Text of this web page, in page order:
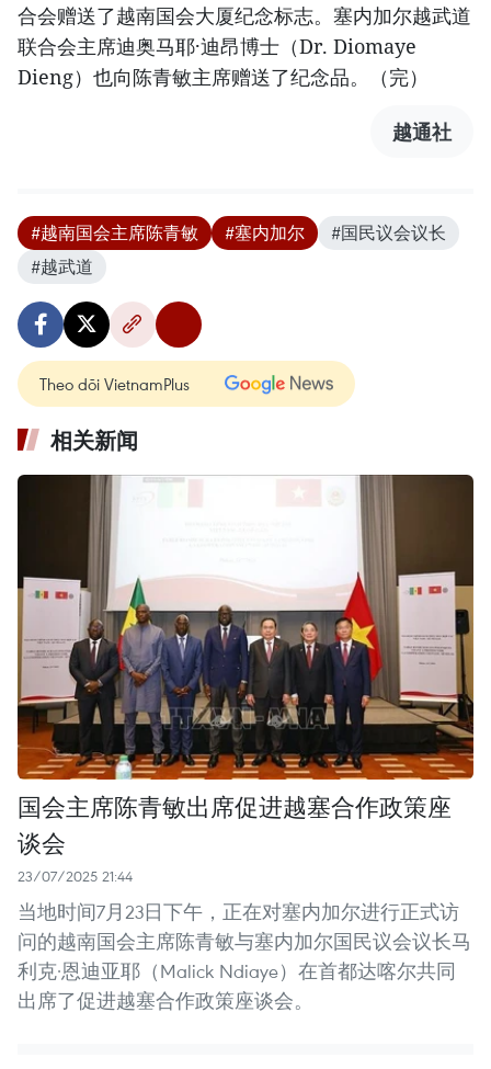
合会赠送了越南国会大厦纪念标志。塞内加尔越武道
联合会主席迪奥马耶·迪昂博士（Dr. Diomaye
Dieng）也向陈青敏主席赠送了纪念品。（完）
越通社
#越南国会主席陈青敏 #塞内加尔
#国民议会议长
#越武道
Theo dõi VietnamPlus
相关新闻
国会主席陈青敏出席促进越塞合作政策座
谈会
23/07/2025 21:44
当地时间7月23日下午，正在对塞内加尔进行正式访
问的越南国会主席陈青敏与塞内加尔国民议会议长马
利克·恩迪亚耶（Malick Ndiaye）在首都达喀尔共同
出席了促进越塞合作政策座谈会。